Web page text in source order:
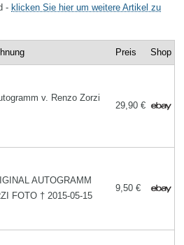
- klicken Sie hier um weitere Artikel zu
Preis Shop
v. Renzo Zorzi
29,90 €
AUTOGRAMM
FOTO † 2015-05-15
9,50 €